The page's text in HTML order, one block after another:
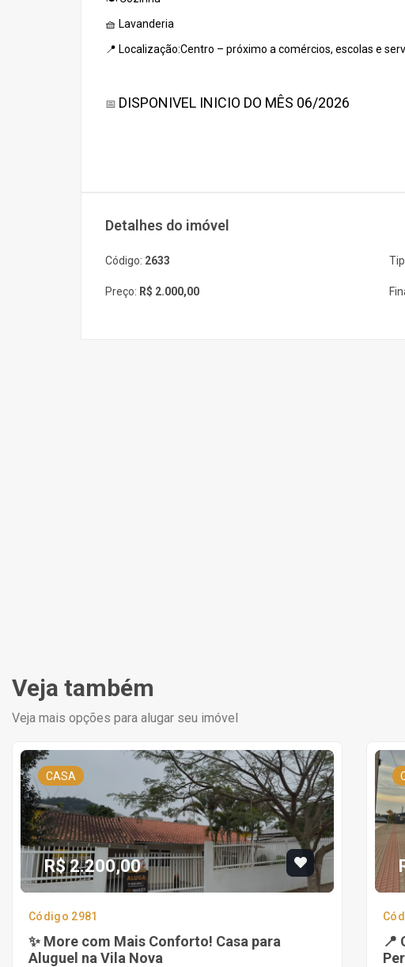
🧺 Lavanderia
📍 Localização:Centro – próximo a comércios, escolas e
📅 DISPONIVEL INICIO DO MÊS 06/2026
Detalhes do imóvel
Código: 2633
Preço: R$ 2.000,00
Veja também
Veja mais opções para alugar seu imóvel
CASA
R$ 2.200,00
Código 2981
✨ More com Mais Conforto! Casa para
Aluguel na Vila Nova
📍